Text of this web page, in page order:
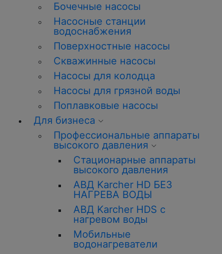
Бочечные насосы
Насосные станции
водоснабжения
Поверхностные насосы
Скважинные насосы
Насосы для колодца
Насосы для грязной воды
Поплавковые насосы
Для бизнеса
Профессиональные аппараты
высокого давления
Стационарные аппараты
высокого давления
АВД Karcher HD БЕЗ
НАГРЕВА ВОДЫ
АВД Karcher HDS с
нагревом воды
Мобильные
водонагреватели